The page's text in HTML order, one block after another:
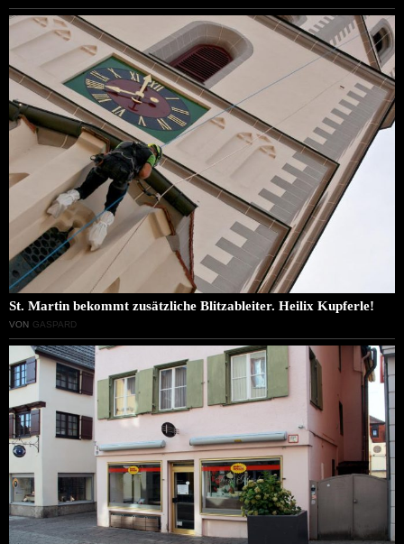
St. Martin bekommt zusätzliche Blitzableiter. Heilix Kupferle!
VON GASPARD